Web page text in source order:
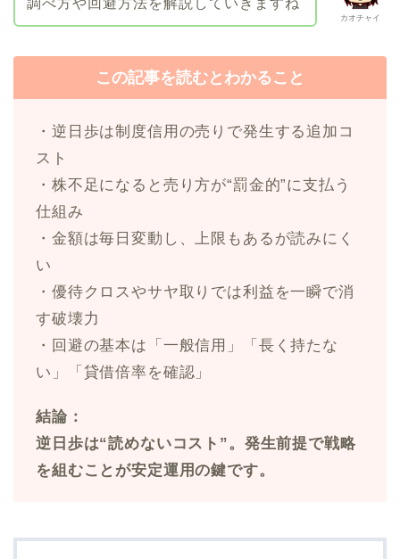
カオチャイ
この記事を読むとわかること
・逆日歩は制度信用の売りで発生する追加コ
スト
・株不足になると売り方が“罰金的”に支払う
仕組み
・金額は毎日変動し、上限もあるが読みにく
い
・優待クロスやサヤ取りでは利益を一瞬で消
す破壊力
・回避の基本は「一般信用」「長く持たな
い」「貸借倍率を確認」
結論：
逆日歩は“読めないコスト”。発生前提で戦略
を組むことが安定運用の鍵です。